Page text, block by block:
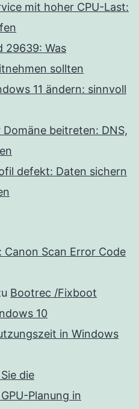
mit hoher CPU-Last:
29639: Was
sollten
11 ändern: sinnvoll
beitreten: DNS,
defekt: Daten sichern
Canon Scan Error Code
Bootrec /Fixboot
10
in Windows
die
Planung in